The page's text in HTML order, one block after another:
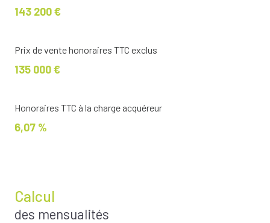
143 200 €
Prix de vente honoraires TTC exclus
135 000 €
Honoraires TTC à la charge acquéreur
6,07 %
Calcul
des mensualités